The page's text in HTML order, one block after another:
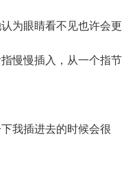
为眼睛看不见也许会更
慢慢插入，从一个指节
我插进去的时候会很